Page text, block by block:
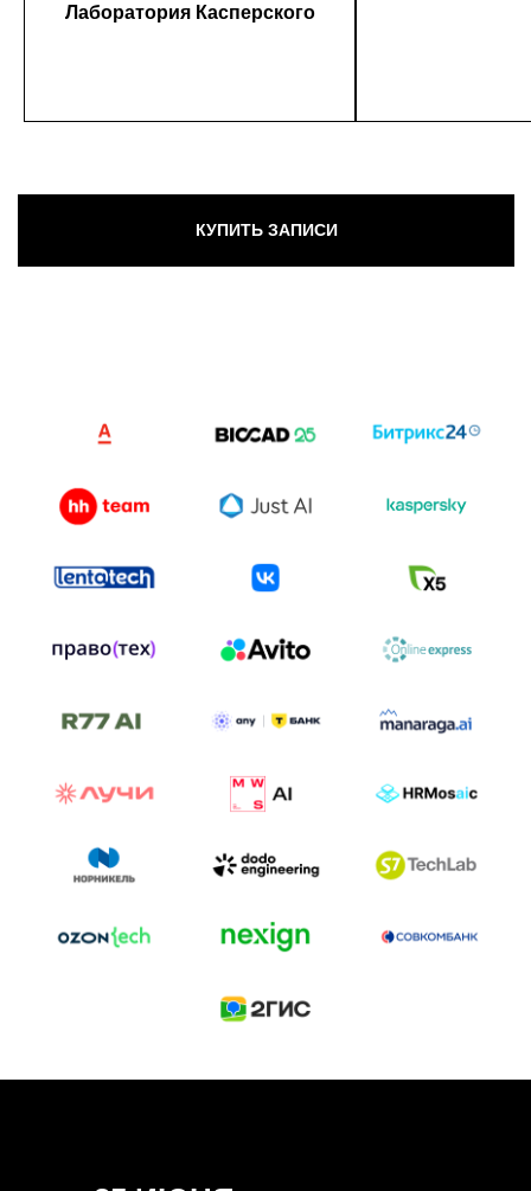
Лаборатория Касперского
к построению бизнеса и созданию технологий под
И БИТВА АГЕНТОВ